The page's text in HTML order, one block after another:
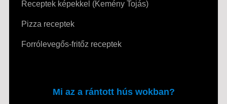
Receptek képekkel (Kemény Tojás)
Pizza receptek
Forrólevegős-fritőz receptek
Mi az a rántott hús wokban?